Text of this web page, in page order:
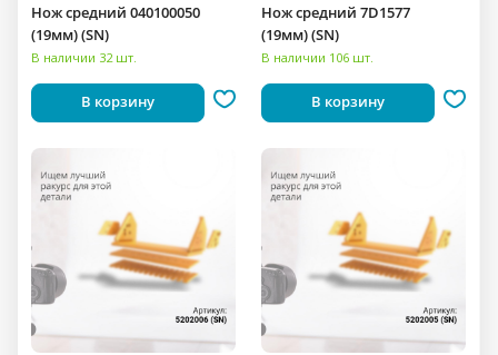
Нож средний 040100050
(19мм) (SN)
В наличии 32 шт.
В корзину
Нож средний 7D1577
(19мм) (SN)
В наличии 106 шт.
В корзину